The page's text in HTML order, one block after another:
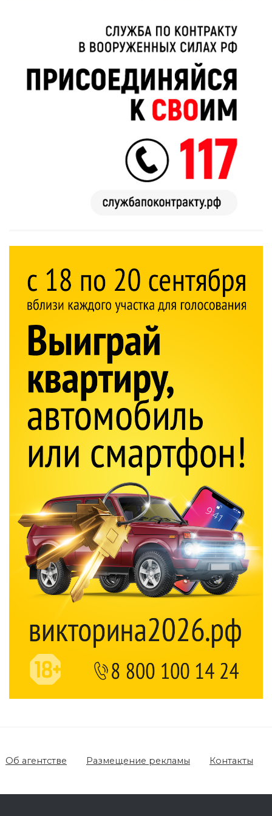
Об агентстве Размещение рекламы Контакты